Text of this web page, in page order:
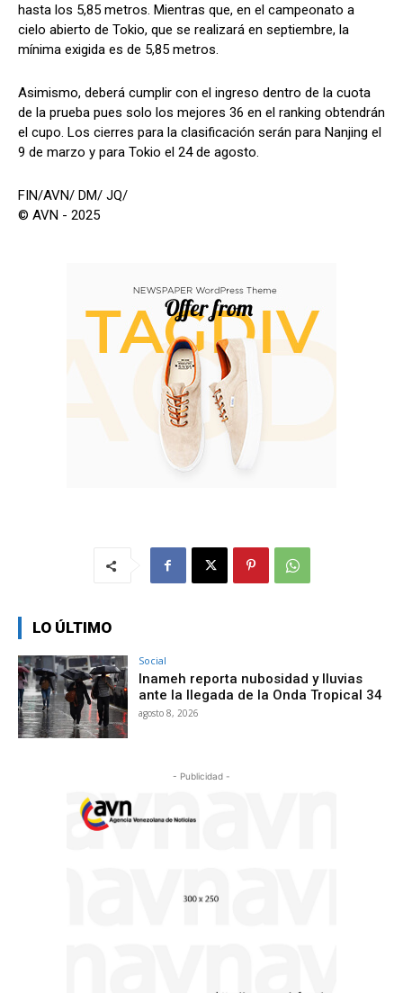
hasta los 5,85 metros. Mientras que, en el campeonato a
cielo abierto de Tokio, que se realizará en septiembre, la
mínima exigida es de 5,85 metros.
Asimismo, deberá cumplir con el ingreso dentro de la cuota
de la prueba pues solo los mejores 36 en el ranking obtendrán
el cupo. Los cierres para la clasificación serán para Nanjing el
9 de marzo y para Tokio el 24 de agosto.
FIN/AVN/ DM/ JQ/
© AVN - 2025
LO ÚLTIMO
Social
Inameh reporta nubosidad y lluvias
ante la llegada de la Onda Tropical 34
agosto 8, 2026
- Publicidad -